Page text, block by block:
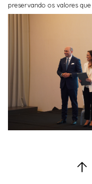
preservando os valores